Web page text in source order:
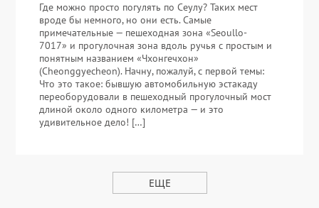
Где можно просто погулять по Сеулу? Таких мест
вроде бы немного, но они есть. Самые
примечательные — пешеходная зона «Seoullo-
7017» и прогулочная зона вдоль ручья с простым и
понятным названием «Чхонгечхон»
(Cheonggyecheon). Начну, пожалуй, с первой темы:
Что это такое: бывшую автомобильную эстакаду
переоборудовали в пешеходный прогулочный мост
длиной около одного километра — и это
удивительное дело! […]
ЕЩЕ